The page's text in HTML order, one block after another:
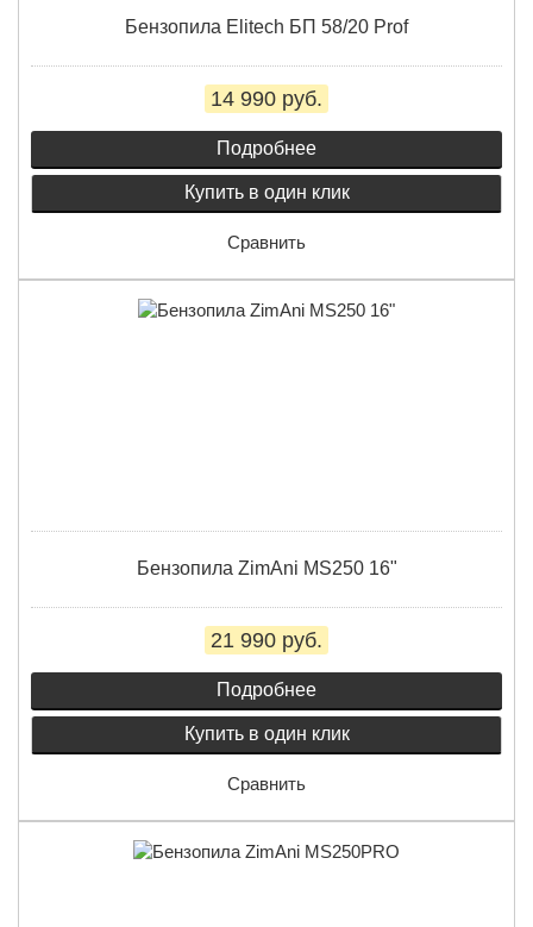
Бензопила Elitech БП 58/20 Prof
14 990 руб.
Подробнее
Купить в один клик
Сравнить
Бензопила ZimAni MS250 16"
21 990 руб.
Подробнее
Купить в один клик
Сравнить